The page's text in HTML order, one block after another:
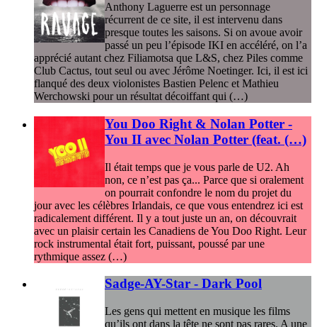
Anthony Laguerre est un personnage
récurrent de ce site, il est intervenu dans
presque toutes les saisons. Si on avoue avoir
passé un peu l’épisode IKI en accéléré, on l’a
apprécié autant chez Filiamotsa que L&S, chez Piles comme
Club Cactus, tout seul ou avec Jérôme Noetinger. Ici, il est ici
flanqué des deux violonistes Bastien Pelenc et Mathieu
Werchowski pour un résultat décoiffant qui (…)
You Doo Right & Nolan Potter -
You II avec Nolan Potter (feat. (…)
Il était temps que je vous parle de U2. Ah
non, ce n’est pas ça... Parce que si oralement
on pourrait confondre le nom du projet du
jour avec les célèbres Irlandais, ce que vous entendrez ici est
radicalement différent. Il y a tout juste un an, on découvrait
avec un plaisir certain les Canadiens de You Doo Right. Leur
rock instrumental était fort, puissant, poussé par une
rythmique assez (…)
Sadge-AY-Star - Dark Pool
Les gens qui mettent en musique les films
qu’ils ont dans la tête ne sont pas rares. A une